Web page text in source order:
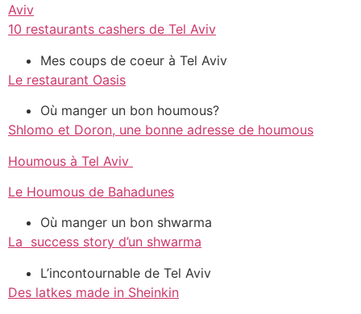
Aviv
10 restaurants cashers de Tel Aviv
Mes coups de coeur à Tel Aviv
Le restaurant Oasis
Où manger un bon houmous?
Shlomo et Doron, une bonne adresse de houmous
Houmous à Tel Aviv
Le Houmous de Bahadunes
Où manger un bon shwarma
La success story d’un shwarma
L’incontournable de Tel Aviv
Des latkes made in Sheinkin